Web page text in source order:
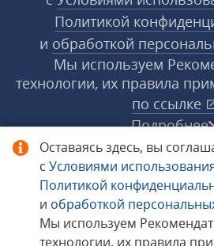
Оставаясь здесь, вы
с Условиями
Политикой
и обработкой
Мы используем
технологии, их правила
Политикой
и обработкой
Мы используем
технологии, их правила
по ссылке
Подробнее
© 1998−2026